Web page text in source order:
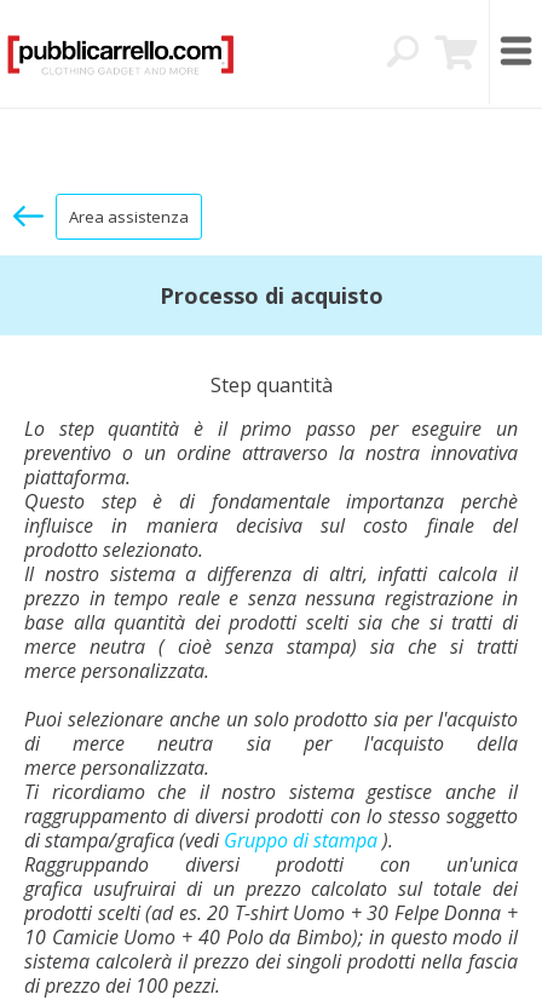
Area assistenza
Processo di acquisto
Step quantità
Lo step quantità è il primo passo per eseguire un
preventivo o un ordine attraverso la nostra innovativa
piattaforma.
Questo step è di fondamentale importanza perchè
influisce in maniera decisiva sul costo finale del
prodotto selezionato.
Il nostro sistema a differenza di altri, infatti calcola il
prezzo in tempo reale e senza nessuna registrazione in
base alla quantità dei prodotti scelti sia che si tratti di
merce neutra ( cioè senza stampa) sia che si tratti
merce personalizzata.
Puoi selezionare anche un solo prodotto sia per l'acquisto
di merce neutra sia per l'acquisto della
merce personalizzata.
Ti ricordiamo che il nostro sistema gestisce anche il
raggruppamento di diversi prodotti con lo stesso soggetto
di stampa/grafica (vediGruppo di stampa).
Raggruppando diversi prodotti con un'unica
grafica usufruirai di un prezzo calcolato sul totale dei
prodotti scelti (ad es. 20 T-shirt Uomo + 30 Felpe Donna +
10 Camicie Uomo + 40 Polo da Bimbo); in questo modo il
sistema calcolerà il prezzo dei singoli prodotti nella fascia
di prezzo dei 100 pezzi.